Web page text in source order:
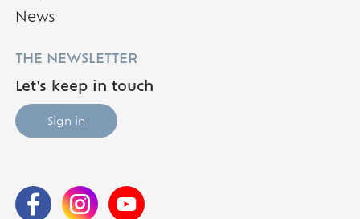
News
THE NEWSLETTER
Let's keep in touch
Sign in